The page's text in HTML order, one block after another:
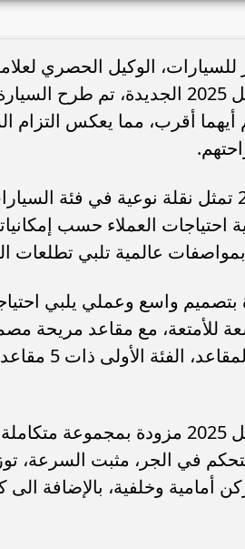
الوكيل الحصري
شيفروليه كابتيفا موديل 2025
أو 150000 كم أيهما أقرب، مما يعكس
احتياجات العملاء حسب
بمواصفات عالمية تلبي تطلعات
بتصميم واسع وعملي يلبي
للأمتعة، مع مقاعد مريحة
شيفروليه كابتيفا موديل 2025
في الجر، مثبت السرعة،